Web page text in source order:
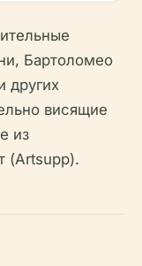
Бартоломео
других
висящие
из
(Artsupp).